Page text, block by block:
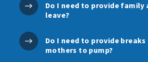
Do I need to provide family
leave?
Do I need to provide
mothers to pump?